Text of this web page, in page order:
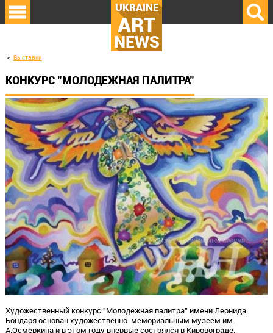
UKRAINE
ART
NEWS
Выставки
КОНКУРС "МОЛОДЕЖНАЯ ПАЛИТРА"
Художественный конкурс "Молодежная палитра" имени Леонида
Бондаря основан художественно-мемориальным музеем им.
А.Осмеркина и в этом году впервые состоялся в Кировограде.